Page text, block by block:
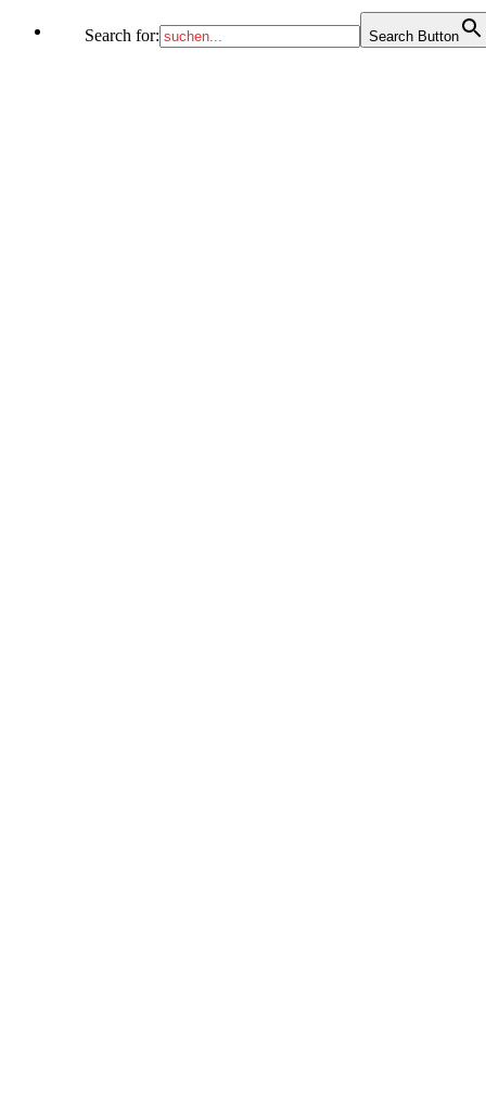
Search for: Search Button